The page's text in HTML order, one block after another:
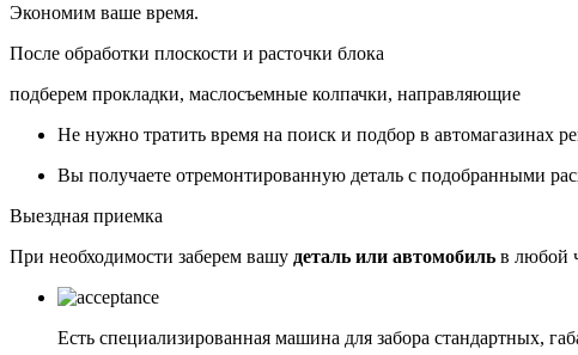
Экономим ваше время.
После обработки плоскости и расточки блока
подберем прокладки, маслосъемные колпачки, направляющие
Не нужно тратить время на поиск и подбор в автомагазинах
Вы получаете отремонтированную деталь с подобранными
Выездная приемка
При необходимости заберем вашу деталь или автомобиль в любой
Есть специализированная машина для забора стандартных,